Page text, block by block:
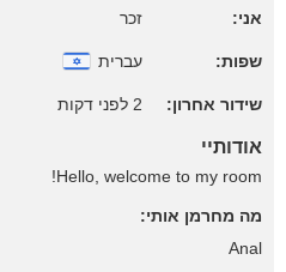
אני: זכר
שפות: עברית
שידור אחרון: 2 לפני דקות
אודותיי
Hello, welcome to my room!
מה מחרמן אותי:
Anal